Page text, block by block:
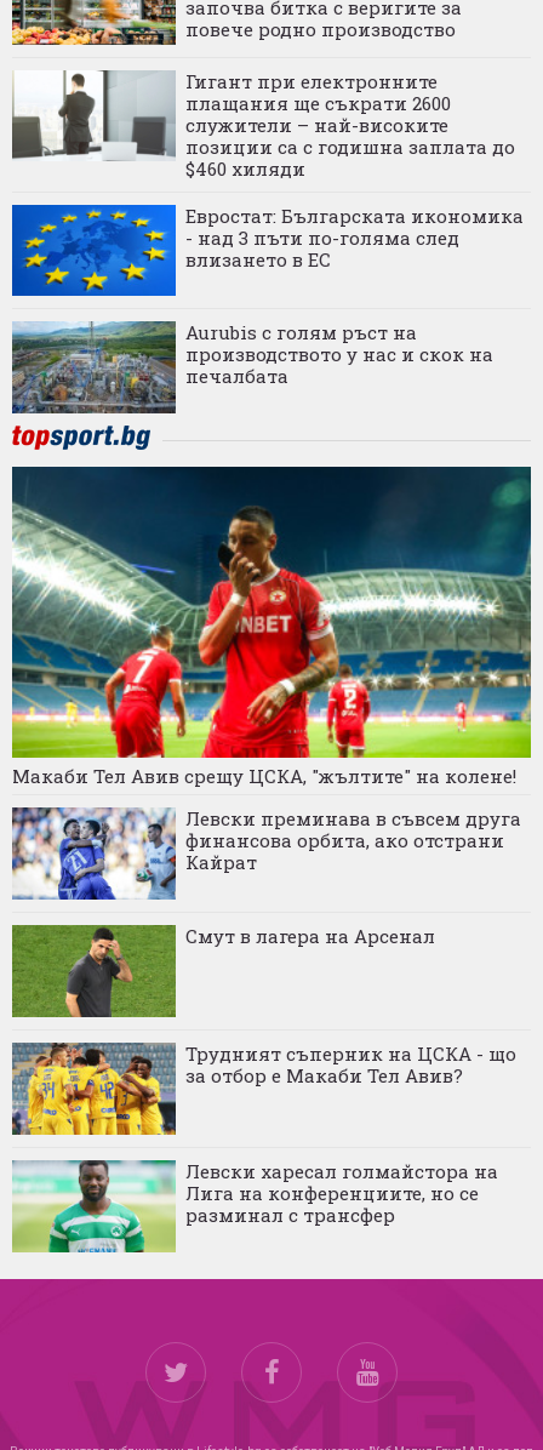
започва битка с веригите за
повече родно производство
Гигант при електронните
плащания ще съкрати 2600
служители – най-високите
позиции са с годишна заплата до
$460 хиляди
Евростат: Българската икономика
- над 3 пъти по-голяма след
влизането в ЕС
Aurubis с голям ръст на
производството у нас и скок на
печалбата
Макаби Тел Авив срещу ЦСКА, "жълтите" на колене!
Левски преминава в съвсем друга
финансова орбита, ако отстрани
Кайрат
Смут в лагера на Арсенал
Трудният съперник на ЦСКА - що
за отбор е Макаби Тел Авив?
Левски харесал голмайстора на
Лига на конференциите, но се
разминал с трансфер